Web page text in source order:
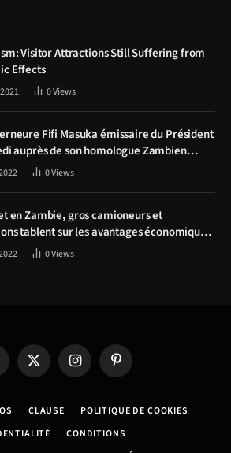
Visitor Attractions Still Suffering from
Effects
0Views
Fifi Masuka émissaire du Président
auprès de son homologue Zambien
la construction de la route Kolwezi -
0Views
en Zambie, gros camioneurs et
tablent sur les avantages économiques
Kolwezi-Solwezi
0Views
X
(Twitter)
InstagramPinterest
CLAUSE
POLITIQUE DE COOKIES
CONDITIONS